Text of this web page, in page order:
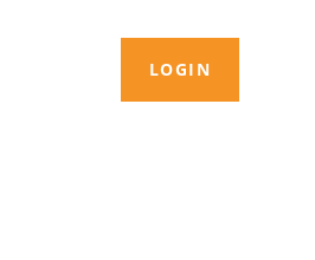
LOGIN